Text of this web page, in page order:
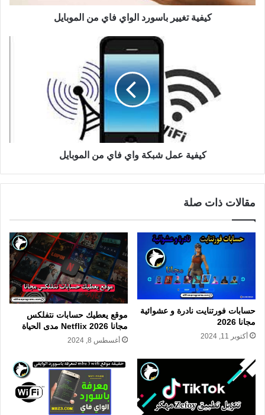
كيفية تغيير باسورد الواي فاي من الموبايل
كيفية عمل شبكة واي فاي من الموبايل
مقالات ذات صلة
حسابات فورتنايت نادرة و عشوائية
مجانا 2026
أكتوبر 11, 2024
موقع يعطيك حسابات نتفلكس
مجانا Netflix 2026 مدى الحياة
أغسطس 8, 2024